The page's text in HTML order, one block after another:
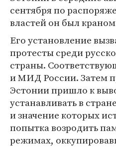
сентября по
властей он был
Его установление
протесты среди
страны.
и МИД России. Затем
Эстонии пришло к
устанавливать в
и значение которых
попытка возродить
режимах,